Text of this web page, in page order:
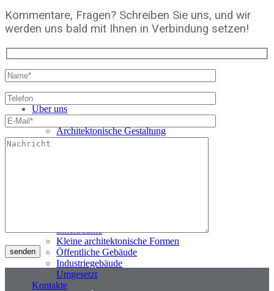
Hauptseite
Über uns
Dienstleistungen
Architektonische Gestaltung
Innenräume
Kleine architektonische Formen
Öffentliche Gebäude
Industriegebäude
Umgesetzt
Kontakte
Kommentare, Fragen? Schreiben Sie uns, und wir
werden uns bald mit Ihnen in Verbindung setzen!